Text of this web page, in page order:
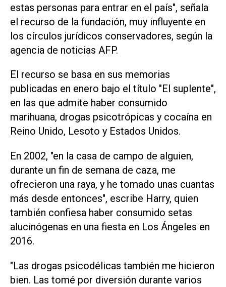
estas personas para entrar en el país", señala
el recurso de la fundación, muy influyente en
los círculos jurídicos conservadores, según la
agencia de noticias AFP.
El recurso se basa en sus memorias
publicadas en enero bajo el título "El suplente",
en las que admite haber consumido
marihuana, drogas psicotrópicas y cocaína en
Reino Unido, Lesoto y Estados Unidos.
En 2002, "en la casa de campo de alguien,
durante un fin de semana de caza, me
ofrecieron una raya, y he tomado unas cuantas
más desde entonces", escribe Harry, quien
también confiesa haber consumido setas
alucinógenas en una fiesta en Los Ángeles en
2016.
"Las drogas psicodélicas también me hicieron
bien. Las tomé por diversión durante varios